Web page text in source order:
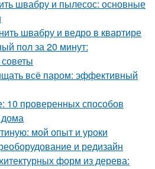
швабру и пылесос: основные
швабру и ведро в квартире
пол за 20 минут:
всё паром: эффективный
10 проверенных способов
дома
мой опыт и уроки
и редизайн
форм из дерева: